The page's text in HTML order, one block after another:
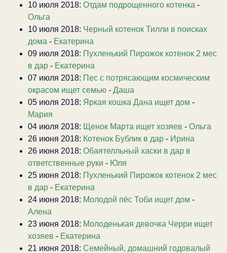
10 июля 2018: Отдам подрощенного котенка -
Ольга
10 июля 2018: Черный котенок Тилли в поисках
дома - Екатерина
09 июля 2018: Пухленький Пирожок котенок 2 мес
в дар - Екатерина
07 июля 2018: Пес с потрясающим космическим
окрасом ищет семью - Даша
05 июля 2018: Яркая кошка Дана ищет дом -
Мария
04 июля 2018: Щенок Марта ищет хозяев - Ольга
26 июня 2018: Котенок Бублик в дар - Ирина
26 июня 2018: Обаятелльный хаски в дар в
ответственные руки - Юля
25 июня 2018: Пухленький Пирожок котенок 2 мес
в дар - Екатерина
24 июня 2018: Молодой пёс Тоби ищет дом -
Алена
23 июня 2018: Молоденькая девочка Черри ищет
хозяев - Екатерина
21 июня 2018: Семейный, домашний годовалый